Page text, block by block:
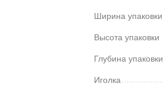
Ширина упаковки
Высота упаковки
Глубина упаковки
Иголка